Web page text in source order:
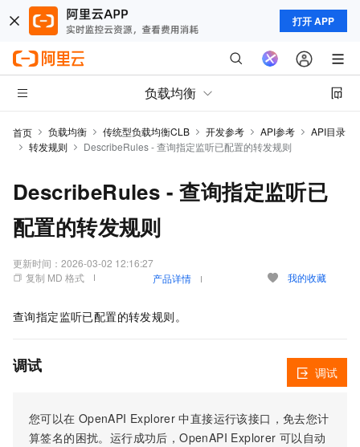
打开 APP
负载均衡
首页 负载均衡 传统型负载均衡CLB 开发参考 API参考
API目录
转发规则
DescribeRules - 查询指定监听已配置的转发规则
DescribeRules - 查询指定监听已
配置的转发规则
更新时间： 2026-03-02 12:16:27
复制 MD 格式
产品详情 我的收藏
查询指定监听已配置的转发规则。
调试
您可以在 OpenAPI Explorer 中直接运行该接口，免去您计
算签名的困扰。运行成功后，OpenAPI Explorer 可以自动
调试